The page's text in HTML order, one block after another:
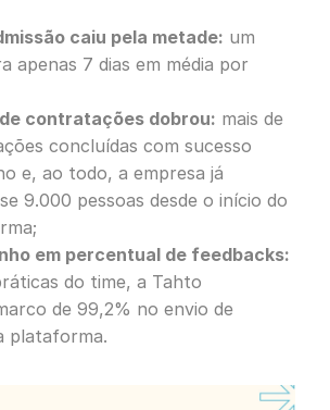
caiu pela metade: um
apenas 7 dias em média por
contratações dobrou: mais de
concluídas com sucesso
e, ao todo, a empresa já
9.000 pessoas desde o início do
em percentual de feedbacks:
do time, a Tahto
de 99,2% no envio de
plataforma.